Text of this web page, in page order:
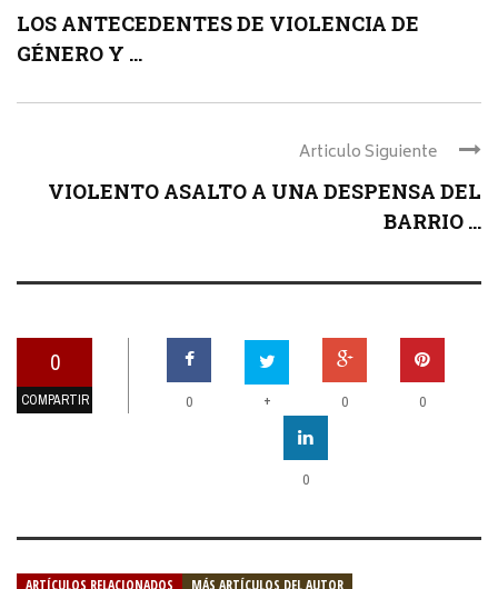
LOS ANTECEDENTES DE VIOLENCIA DE
GÉNERO Y ...
Articulo Siguiente
VIOLENTO ASALTO A UNA DESPENSA DEL
BARRIO ...
0
COMPARTIR 0 + 0 0
0
ARTÍCULOS RELACIONADOS MÁS ARTÍCULOS DEL AUTOR